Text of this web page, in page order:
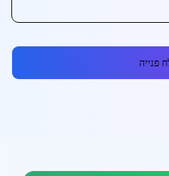
פנייה